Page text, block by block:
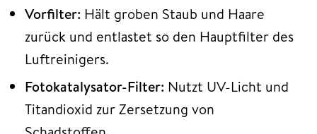
Vorfilter: Hält groben Staub und Haare
zurück und entlastet so den Hauptfilter des
Luftreinigers.
Fotokatalysator-Filter: Nutzt UV-Licht und
Titandioxid zur Zersetzung von